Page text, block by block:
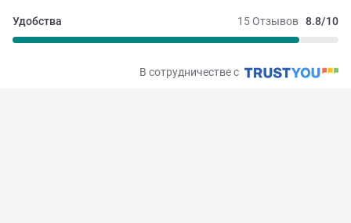
15 Отзывов 8.8/10
Удобства
В сотрудничестве с